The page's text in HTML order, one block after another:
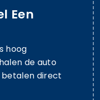
Een
hoog
de auto
betalen direct